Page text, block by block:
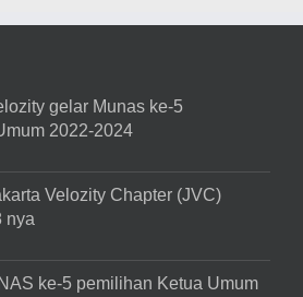
gelar Munas ke-5
2022-2024
Velozity Chapter (JVC)
nya
ke-5 pemilihan Ketua Umum